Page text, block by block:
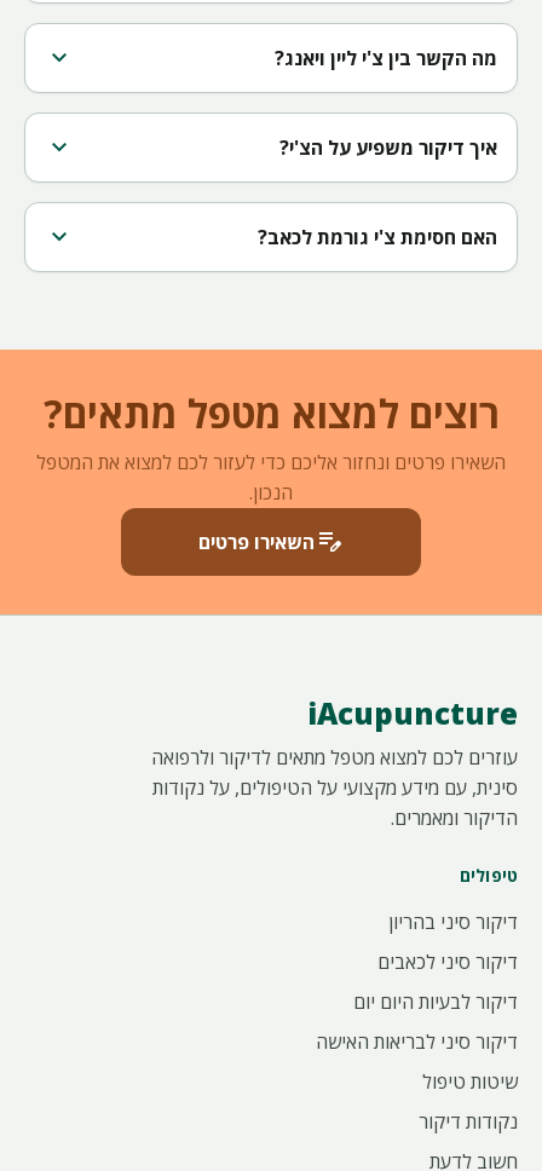
מה הקשר בין צ'י ליין ויאנג? expand_more
איך דיקור משפיע על הצ'י? expand_more
האם חסימת צ'י גורמת לכאב? expand_more
רוצים למצוא מטפל מתאים?
השאירו פרטים ונחזור אליכם כדי לעזור לכם למצוא את המטפל
הנכון.
edit_note השאירו פרטים
iAcupuncture
עוזרים לכם למצוא מטפל מתאים לדיקור ולרפואה
סינית, עם מידע מקצועי על הטיפולים, על נקודות
הדיקור ומאמרים.
טיפולים
דיקור סיני בהריון
דיקור סיני לכאבים
דיקור לבעיות היום יום
דיקור סיני לבריאות האישה
שיטות טיפול
נקודות דיקור
חשוב לדעת